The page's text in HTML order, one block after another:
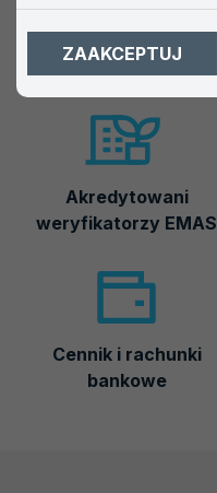
Akredytowane
Akredytowani
weryfikatorzy EMAS
Cennik i rachunki
bankowe
ZAAKCEPTUJ